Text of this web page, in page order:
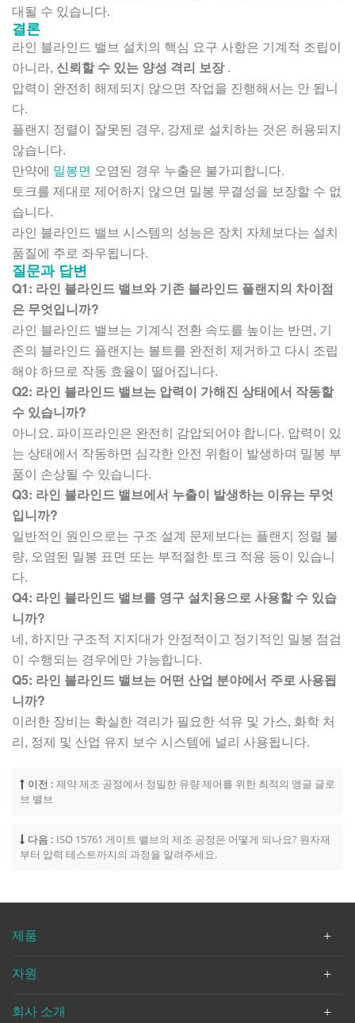
대될 수 있습니다.
결론
라인 블라인드 밸브 설치의 핵심 요구 사항은 기계적 조립이
아니라, 신뢰할 수 있는 양성 격리 보장.
압력이 완전히 해제되지 않으면 작업을 진행해서는 안 됩니
다.
플랜지 정렬이 잘못된 경우, 강제로 설치하는 것은 허용되지
않습니다.
만약에 밀봉면 오염된 경우 누출은 불가피합니다.
토크를 제대로 제어하지 않으면 밀봉 무결성을 보장할 수 없
습니다.
라인 블라인드 밸브 시스템의 성능은 장치 자체보다는 설치
품질에 주로 좌우됩니다.
질문과 답변
Q1: 라인 블라인드 밸브와 기존 블라인드 플랜지의 차이점
은 무엇입니까?
라인 블라인드 밸브는 기계식 전환 속도를 높이는 반면, 기
존의 블라인드 플랜지는 볼트를 완전히 제거하고 다시 조립
해야 하므로 작동 효율이 떨어집니다.
Q2: 라인 블라인드 밸브는 압력이 가해진 상태에서 작동할
수 있습니까?
아니요. 파이프라인은 완전히 감압되어야 합니다. 압력이 있
는 상태에서 작동하면 심각한 안전 위험이 발생하며 밀봉 부
품이 손상될 수 있습니다.
Q3: 라인 블라인드 밸브에서 누출이 발생하는 이유는 무엇
입니까?
일반적인 원인으로는 구조 설계 문제보다는 플랜지 정렬 불
량, 오염된 밀봉 표면 또는 부적절한 토크 적용 등이 있습니
다.
Q4: 라인 블라인드 밸브를 영구 설치용으로 사용할 수 있습
니까?
네, 하지만 구조적 지지대가 안정적이고 정기적인 밀봉 점검
이 수행되는 경우에만 가능합니다.
Q5: 라인 블라인드 밸브는 어떤 산업 분야에서 주로 사용됩
니까?
이러한 장비는 확실한 격리가 필요한 석유 및 가스, 화학 처
리, 정제 및 산업 유지 보수 시스템에 널리 사용됩니다.
이전 : 제약 제조 공정에서 정밀한 유량 제어를 위한 최적의 앵글 글로
브 밸브
다음 : ISO 15761 게이트 밸브의 제조 공정은 어떻게 되나요? 원자재
부터 압력 테스트까지의 과정을 알려주세요.
제품
자원
회사 소개